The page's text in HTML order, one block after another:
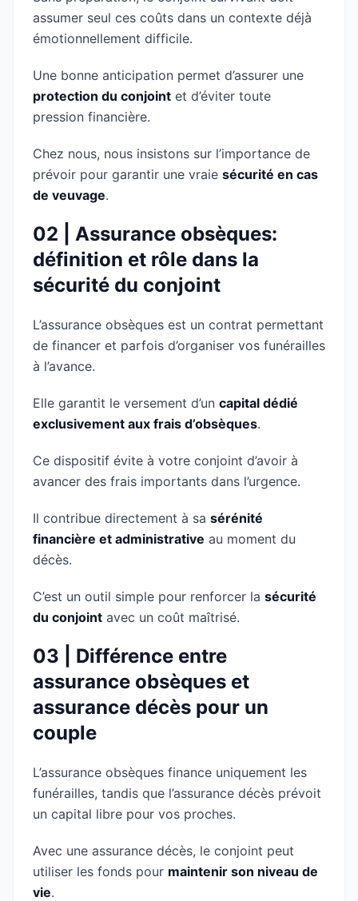
assumer seul ces coûts dans un contexte déjà
émotionnellement difficile.
Une bonne anticipation permet d’assurer une
protection du conjoint et d’éviter toute
pression financière.
Chez nous, nous insistons sur l’importance de
prévoir pour garantir une vraie sécurité en cas
de veuvage.
02 | Assurance obsèques:
définition et rôle dans la
sécurité du conjoint
L’assurance obsèques est un contrat permettant
de financer et parfois d’organiser vos funérailles
à l’avance.
Elle garantit le versement d’un capital dédié
exclusivement aux frais d’obsèques.
Ce dispositif évite à votre conjoint d’avoir à
avancer des frais importants dans l’urgence.
Il contribue directement à sa sérénité
financière et administrative au moment du
décès.
C’est un outil simple pour renforcer la sécurité
du conjoint avec un coût maîtrisé.
03 | Différence entre
assurance obsèques et
assurance décès pour un
couple
L’assurance obsèques finance uniquement les
funérailles, tandis que l’assurance décès prévoit
un capital libre pour vos proches.
Avec une assurance décès, le conjoint peut
utiliser les fonds pour maintenir son niveau de
vie.